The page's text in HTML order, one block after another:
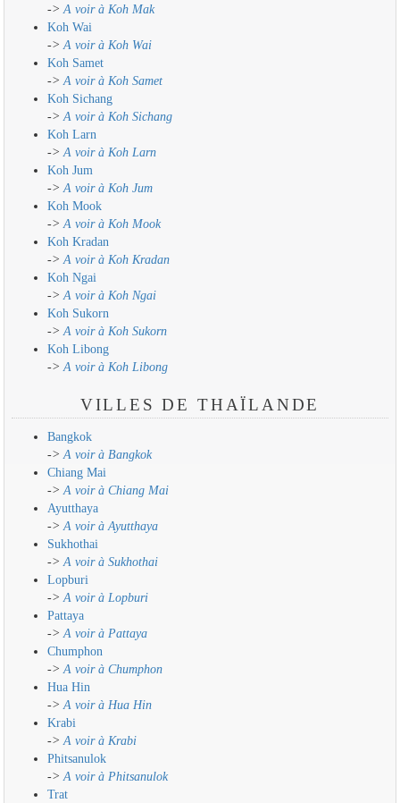
-> A voir à Koh Mak
Koh Wai
-> A voir à Koh Wai
Koh Samet
-> A voir à Koh Samet
Koh Sichang
-> A voir à Koh Sichang
Koh Larn
-> A voir à Koh Larn
Koh Jum
-> A voir à Koh Jum
Koh Mook
-> A voir à Koh Mook
Koh Kradan
-> A voir à Koh Kradan
Koh Ngai
-> A voir à Koh Ngai
Koh Sukorn
-> A voir à Koh Sukorn
Koh Libong
-> A voir à Koh Libong
VILLES DE THAÏLANDE
Bangkok
->A voir à Bangkok
Chiang Mai
->A voir à Chiang Mai
Ayutthaya
->A voir à Ayutthaya
Sukhothai
->A voir à Sukhothai
Lopburi
->A voir à Lopburi
Pattaya
->A voir à Pattaya
Chumphon
->A voir à Chumphon
Hua Hin
->A voir à Hua Hin
Krabi
->A voir à Krabi
Phitsanulok
->A voir à Phitsanulok
Trat